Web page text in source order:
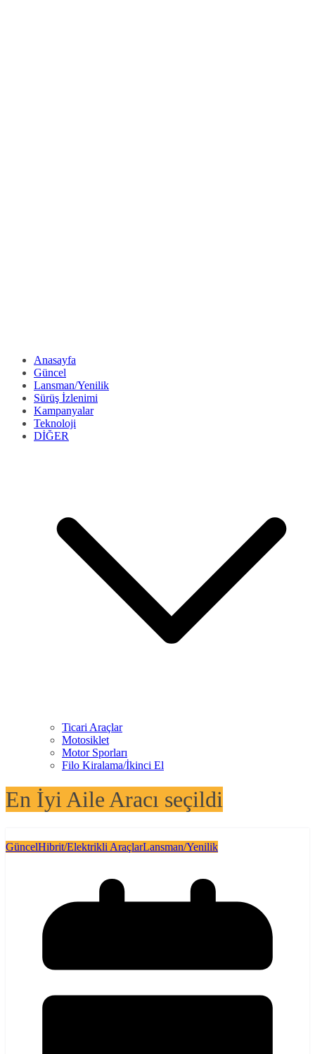
Anasayfa
Güncel
Lansman/Yenilik
Sürüş İzlenimi
Kampanyalar
Teknoloji
DİĞER
Ticari Araçlar
Motosiklet
Motor Sporları
Filo Kiralama/İkinci El
En İyi Aile Aracı seçildi
GüncelHibrit/Elektrikli AraçlarLansman/Yenilik